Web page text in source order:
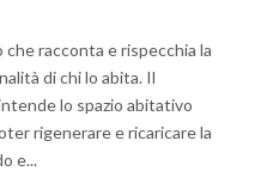
racconta e rispecchia la
di chi lo abita. Il
lo spazio abitativo
rigenerare e ricaricare la
e...